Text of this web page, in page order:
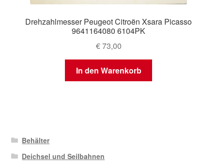
Drehzahlmesser Peugeot Citroën Xsara Picasso
9641164080 6104PK
€73,00
In den Warenkorb
Behälter
Deichsel und Seilbahnen